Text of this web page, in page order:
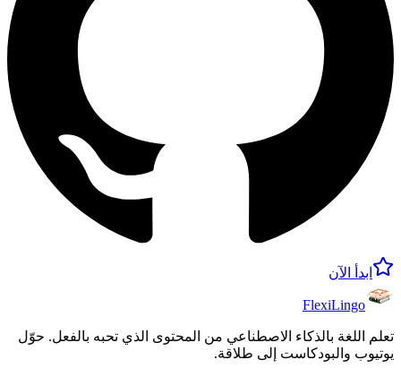
ابدأ الآن
FlexiLingo
تعلم اللغة بالذكاء الاصطناعي من المحتوى الذي تحبه بالفعل. حوّل
يوتيوب والبودكاست إلى طلاقة.